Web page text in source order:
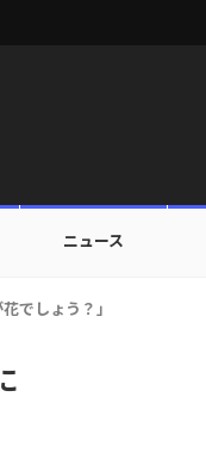
ニュース
行へ…自主コンテンツ公開！